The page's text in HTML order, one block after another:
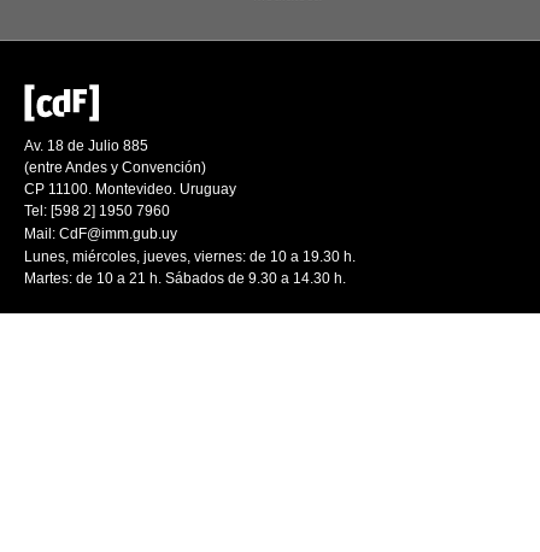
Av. 18 de Julio 885
(entre Andes y Convención)
CP 11100. Montevideo. Uruguay
Tel: [598 2] 1950 7960
Mail: CdF@imm.gub.uy
Lunes, miércoles, jueves, viernes: de 10 a 19.30 h.
Martes: de 10 a 21 h. Sábados de 9.30 a 14.30 h.